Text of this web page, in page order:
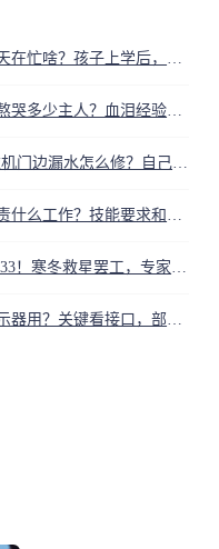
住家教师白天在忙啥？孩子上学后，我是家庭运营官
狗狗发情期熬哭多少主人？血泪经验告诉你，这20多天到底该怎么熬
LG滚筒洗衣机门边漏水怎么修？自己动手换密封圈教程视频
保姆主要负责什么工作？技能要求和职责解析
冰箱突现EE33！寒冬救星罢工，专家揭秘竟是无解故障？
一体机当显示器用？关键看接口，部分型号支持